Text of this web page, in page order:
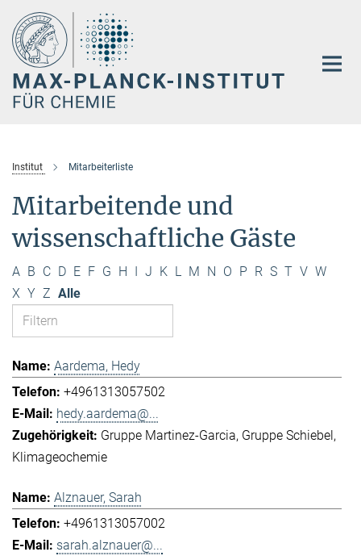
Hauptinhalt
Institut Mitarbeiterliste
Mitarbeitende und
wissenschaftliche Gäste
A B C D E F G H I J K L M N O P R S T V W
X Y Z Alle
Aardema, Hedy
+4961313057502
hedy.aardema@...
Gruppe Martinez-Garcia Gruppe Schiebel
Klimageochemie
Alznauer, Sarah
+4961313057002
sarah.alznauer@...